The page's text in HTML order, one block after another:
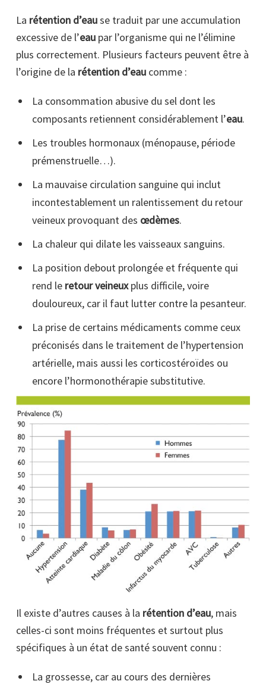
La rétention d’eause traduit par une accumulation
excessive de l’eau par l’organisme qui ne l’élimine
plus correctement. Plusieurs facteurs peuvent être à
l’origine de la rétention d’eau comme :
La consommation abusive du sel dont les
composants retiennent considérablement l’eau.
Les troubles hormonaux (ménopause, période
prémenstruelle…).
La mauvaise circulation sanguine qui inclut
incontestablement un ralentissement du retour
veineux provoquant des œdèmes.
La chaleur qui dilate les vaisseaux sanguins.
La position debout prolongée et fréquente qui
rend leretour veineuxplus difficile, voire
douloureux, car il faut lutter contre la pesanteur.
La prise de certains médicaments comme ceux
préconisés dans le traitement de l’hypertension
artérielle, mais aussi les corticostéroïdes ou
encore l’hormonothérapie substitutive.
Il existe d’autres causes à la rétention d’eau, mais
celles-ci sont moins fréquentes et surtout plus
spécifiques à un état de santé souvent connu :
La grossesse, car au cours des dernières